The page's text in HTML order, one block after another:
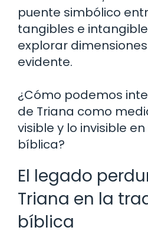
puente simbólico
tangibles e
explorar
evidente.
¿Cómo podemos
de Triana como
visible y lo invisible
bíblica?
El legado
Triana en la
bíblica